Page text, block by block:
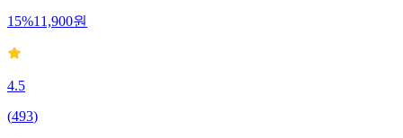
15%11,900원
4.5
(493)